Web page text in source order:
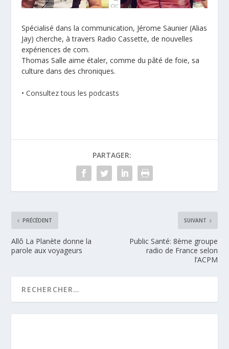
Spécialisé dans la communication, Jérome Saunier (Alias
Jay) cherche, à travers Radio Cassette, de nouvelles
expériences de com.
Thomas Salle aime étaler, comme du pâté de foie, sa
culture dans des chroniques.
•Consultez tous les podcasts
PARTAGER:
PRÉCÉDENT
Allô La Planète donne la
parole aux voyageurs
SUIVANT
Public Santé: 8ème groupe
radio de France selon
l’ACPM